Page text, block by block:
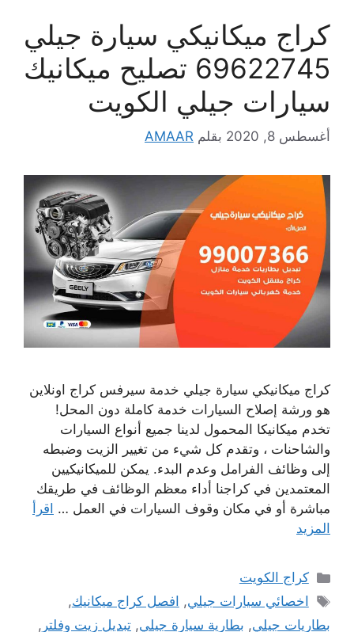
كراج ميكانيكي سيارة جيلي
69622745 تصليح ميكانيك
سيارات جيلي الكويت
أغسطس 8, 2020 بقلم AMAAR
كراج ميكانيكي سيارة جيلي خدمة سيرفس كراج اونلاين
هو ورشة إصلاح السيارات خدمة كاملة دون المحل!
تخدم ميكانيكا المحمول لدينا جميع أنواع السيارات
والشاحنات ، وتقدم كل شيء من تغيير الزيت وضبطه
إلى وظائف الفرامل وعدم البدء. يمكن للميكانيكيين
المعتمدين في كراجنا أداء معظم الوظائف في طريقك
مباشرة أو في مكان وقوف السيارات في العمل … اقرأ
المزيد
التصنيفات
كراج الكويت
الوسوم
اخصائي سيارات جيلي, افصل كراج ميكانيك,
بطاريات جيلي, بطارية سيارة جيلي, تبديل زيت وفلتر ,